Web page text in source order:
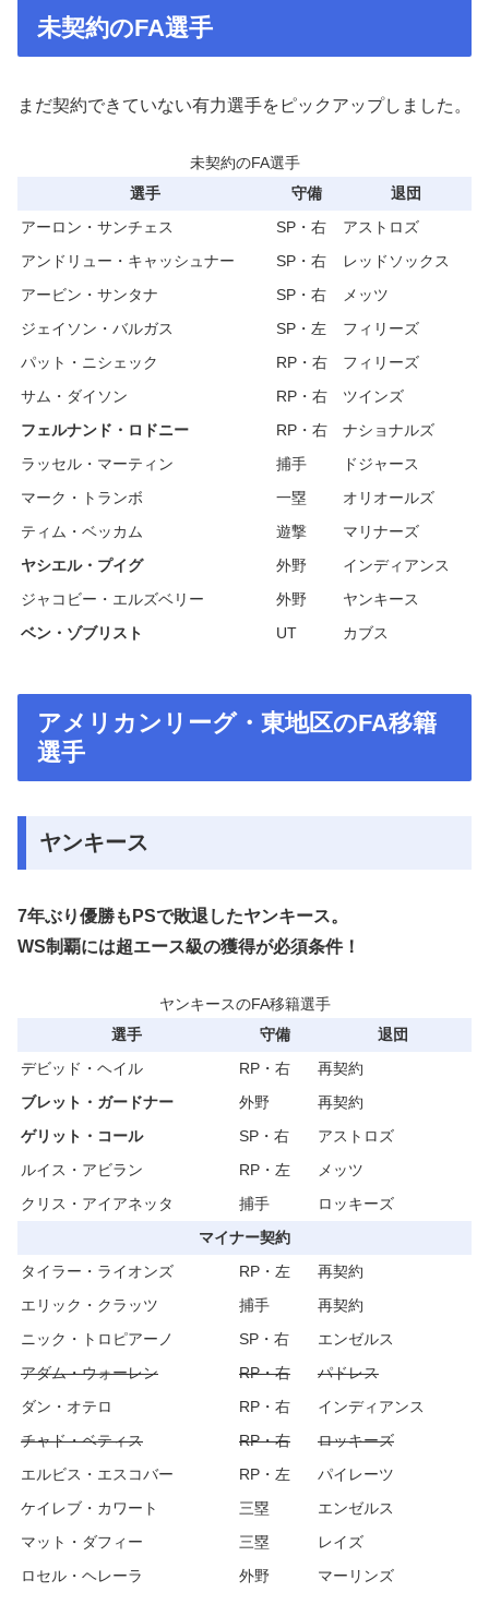
未契約のFA選手
まだ契約できていない有力選手をピックアップしました。
未契約のFA選手
選手
守備
退団
アーロン・サンチェス
SP・右
アストロズ
アンドリュー・キャッシュナー
SP・右
レッドソックス
アービン・サンタナ
SP・右
メッツ
ジェイソン・バルガス
SP・左
フィリーズ
パット・ニシェック
RP・右
フィリーズ
サム・ダイソン
RP・右
ツインズ
フェルナンド・ロドニー
RP・右
ナショナルズ
ラッセル・マーティン
捕手
ドジャース
マーク・トランボ
一塁
オリオールズ
ティム・ベッカム
遊撃
マリナーズ
ヤシエル・プイグ
外野
インディアンス
ジャコビー・エルズベリー
外野
ヤンキース
ベン・ゾブリスト
UT カブス
アメリカンリーグ・東地区のFA移籍
選手
ヤンキース
7年ぶり優勝もPSで敗退したヤンキース。
WS制覇には超エース級の獲得が必須条件！
ヤンキースのFA移籍選手
選手
守備
退団
デビッド・ヘイル
RP・右
再契約
ブレット・ガードナー
外野
再契約
ゲリット・コール
SP・右
アストロズ
ルイス・アビラン
RP・左
メッツ
クリス・アイアネッタ
捕手
ロッキーズ
マイナー契約
タイラー・ライオンズ
RP・左
再契約
エリック・クラッツ
捕手
再契約
ニック・トロピアーノ
SP・右
エンゼルス
アダム・ウォーレン
RP・右
パドレス
ダン・オテロ
RP・右
インディアンス
チャド・ベティス
RP・右
ロッキーズ
エルビス・エスコバー
RP・左
パイレーツ
ケイレブ・カワート
三塁
エンゼルス
マット・ダフィー
三塁
レイズ
ロセル・ヘレーラ
外野 マーリンズ